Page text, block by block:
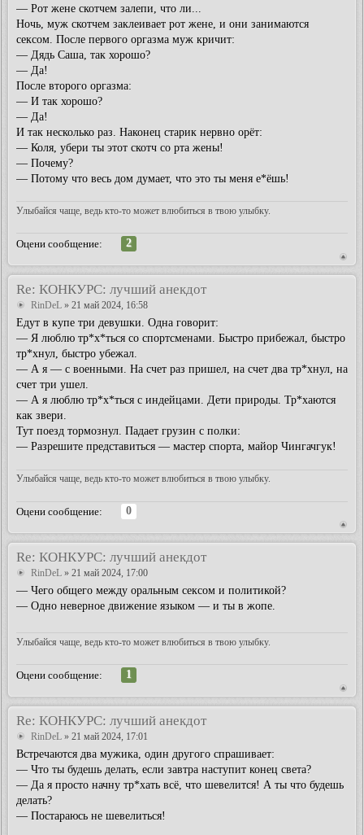
— Рот жене скотчем залепи, что ли...
Ночь, муж скотчем заклеивает рот жене, и они занимаются
сексом. После первого оргазма муж кричит:
— Дядь Саша, так хорошо?
— Да!
После второго оргазма:
— И так хорошо?
— Да!
И так несколько раз. Наконец старик нервно орёт:
— Коля, убери ты этот скотч со рта жены!
— Почему?
— Потому что весь дом думает, что это ты меня е*ёшь!
Улыбайся чаще, ведь кто-то может влюбиться в твою улыбку.
Оцени сообщение:
2
Re: КОНКУРС: лучший анекдот
RinDeL » 21 май 2024, 16:58
Едут в купе три девушки. Одна говорит:
— Я люблю тр*х*ться со спортсменами. Быстро прибежал, быстро
тр*хнул, быстро убежал.
— А я — с военными. На счет раз пришел, на счет два тр*хнул, на
счет три ушел.
— А я люблю тр*х*ться с индейцами. Дети природы. Тр*хаются
как звери.
Тут поезд тормознул. Падает грузин с полки:
— Разрешите представиться — мастер спорта, майор Чингачгук!
Улыбайся чаще, ведь кто-то может влюбиться в твою улыбку.
Оцени сообщение:
0
Re: КОНКУРС: лучший анекдот
RinDeL » 21 май 2024, 17:00
— Чего общего между оральным сексом и политикой?
— Одно неверное движение языком — и ты в жопе.
Улыбайся чаще, ведь кто-то может влюбиться в твою улыбку.
Оцени сообщение:
1
Re: КОНКУРС: лучший анекдот
RinDeL » 21 май 2024, 17:01
Встречаются два мужика, один другого спрашивает:
— Что ты будешь делать, если завтра наступит конец света?
— Да я просто начну тр*хать всё, что шевелится! А ты что будешь
делать?
— Постараюсь не шевелиться!